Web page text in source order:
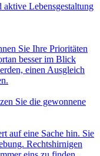
aktive Lebensgestaltung
Sie Ihre Prioritäten
besser im Blick
einen Ausgleich
Sie die gewonnene
auf eine Sache hin. Sie
Rechtshirnigen